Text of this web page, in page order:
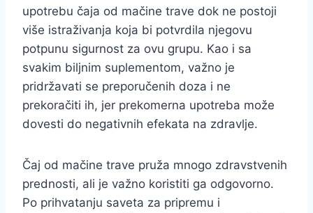
upotrebu čaja od mačine trave dok ne postoji
više istraživanja koja bi potvrdila njegovu
potpunu sigurnost za ovu grupu. Kao i sa
svakim biljnim suplementom, važno je
pridržavati se preporučenih doza i ne
prekoračiti ih, jer prekomerna upotreba može
dovesti do negativnih efekata na zdravlje.
Čaj od mačine trave pruža mnogo zdravstvenih
prednosti, ali je važno koristiti ga odgovorno.
Po prihvatanju saveta za pripremu i